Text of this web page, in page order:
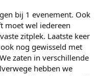
bij 1 evenement. Ook
moet wel iedereen
zitplek. Laatste keer
nog gewisseld met
zaten in verschillende
hebben we